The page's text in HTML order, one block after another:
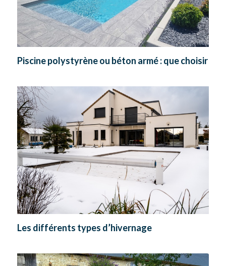
Piscine polystyrène ou béton armé : que choisir
Les différents types d’hivernage